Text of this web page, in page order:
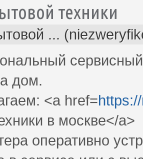
техники
...
дом.
<a href=
в москве</a>
оперативно